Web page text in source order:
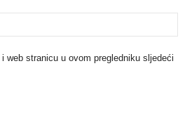
web stranicu u ovom pregledniku sljedeći